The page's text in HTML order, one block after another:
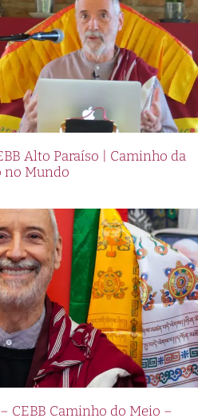
Alto Paraíso | Caminho da
no Mundo
CEBB Caminho do Meio –